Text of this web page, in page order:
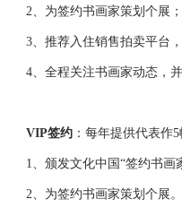
2、为签约书画家策划个展；
3、推荐入住销售拍卖平台，
4、全程关注书画家动态，并
VIP签约 ：每年提供代表作
1、颁发文化中国“签约书画
2、为签约书画家策划个展。